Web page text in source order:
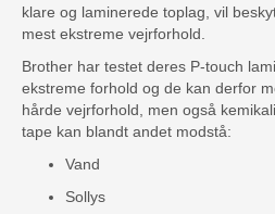
klare og laminerede toplag, vil
mest ekstreme vejrforhold.
Brother har testet deres P-touch
ekstreme forhold og de kan derfor
hårde vejrforhold, men også
tape kan blandt andet modstå:
Vand
Sollys